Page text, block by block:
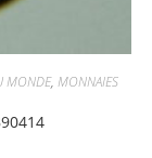
MONDE, MONNAIES